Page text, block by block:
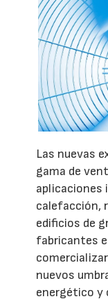
Las nuevas
gama de
aplicaciones
calefacción,
edificios de
fabricantes
nuevos
energético y